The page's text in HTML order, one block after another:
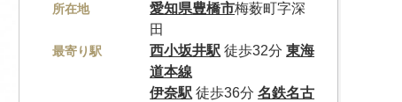
所在地 愛知県豊橋市梅薮町字深
田
最寄り駅 西小坂井駅 徒歩32分東海
道本線
伊奈駅 徒歩36分名鉄名古